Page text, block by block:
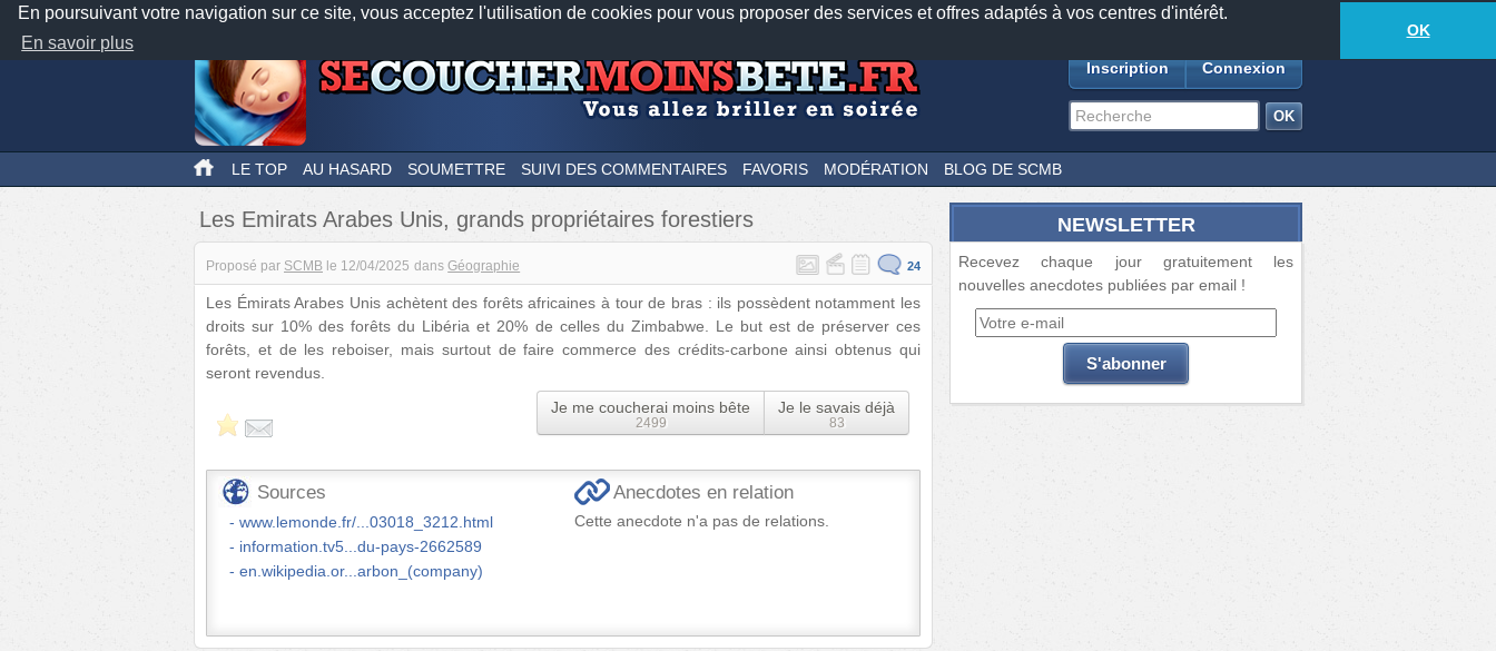
En poursuivant votre navigation sur ce site, vous acceptez l'utilisation de cookies pour vous proposer des services et offres adaptés à vos centres d'intérêt.
En savoir plus
OK
Nos applications mobiles Newsletter Facebook
TwitterFeeds18877anecdotes-287lecteurs connectés
Inscription Connexion
LE TOP AU HASARD SOUMETTRE SUIVI DES COMMENTAIRES FAVORIS MODÉRATION BLOG DE SCMB
Les Emirats Arabes Unis, grands propriétaires forestiers
Proposé par SCMB le 12/04/2025 dans Géographie 24
Les Émirats Arabes Unis achètent des forêts africaines à tour de bras : ils possèdent notamment les
droits sur 10% des forêts du Libéria et 20% de celles du Zimbabwe. Le but est de préserver ces
forêts, et de les reboiser, mais surtout de faire commerce des crédits-carbone ainsi obtenus qui
seront revendus.
Je me coucherai moins bête
2499
Je le savais déjà
83
Sources
www.lemonde.fr/...03018_3212.html
information.tv5...du-pays-2662589
en.wikipedia.or...arbon_(company)
Anecdotes en relation
Cette anecdote n'a pas de relations.
NEWSLETTER
Recevez chaque jour gratuitement les
nouvelles anecdotes publiées par email !